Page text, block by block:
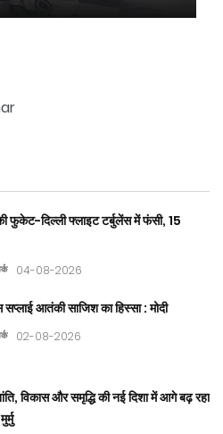
फुकेट-दिल्ली फ्लाइट टर्बुलेंस में फंसी, 15
04-08-2026
आतंकी साजिश का हिस्सा : मोदी
02-08-2026
विकास और समृद्धि की नई दिशा में आगे बढ़ रहा